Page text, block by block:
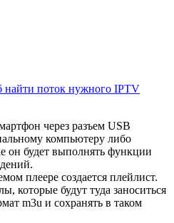
найти поток нужного IPTV
через разъем USB
компьютеру либо
он будет выполнять функции
плеере создается плейлист.
которые будут туда заноситься
m3u и сохранять в таком